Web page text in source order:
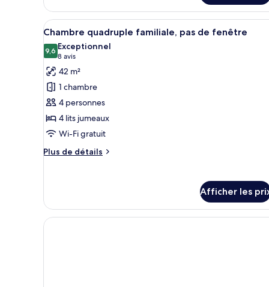
Chambre
Confort
double
Afficher
toutes
les
photos
pour
ce
type
de
chambre :
Chambre
de
fenêtre
Une chambre d’hôtel
17
Chambre quadruple familiale, pas de fenêtre
9,69,6 sur 10
Exceptionnel
8 avis
(8 avis)
42 m²
1 chambre
4 personnes
4 lits jumeaux
Wi-Fi gratuit
Plus de détails
Plus
quadruple
familiale,
pas
Afficher les